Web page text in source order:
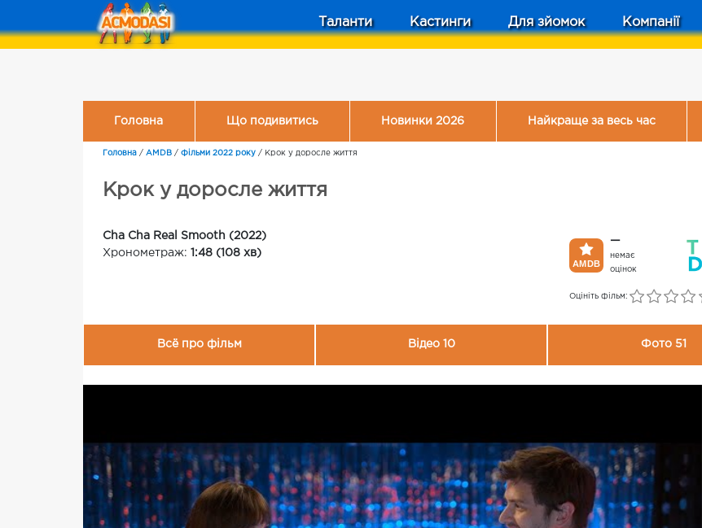
Таланти Кастинги Для зйомок Компанії
Головна Що подивитись Новинки 2026 Найкраще за весь час
Головна / AMDB / Фільми 2022 року / Крок у доросле життя
Крок у доросле життя
Cha Cha Real Smooth (2022)
Хронометраж: 1:48 (108 хв)
—
немає
оцінок
Оцініть фільм:
Всё про фільм Відео 10 Фото 51